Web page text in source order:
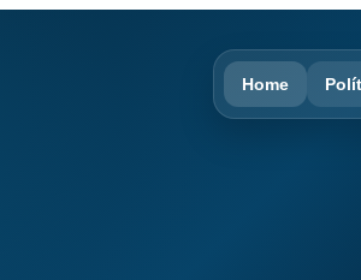
Home